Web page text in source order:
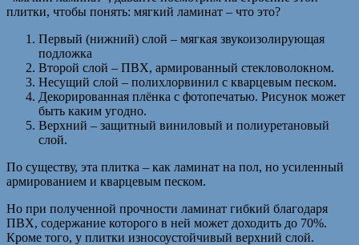
плитки, чтобы понять: мягкий ламинат – что это?
Первый (нижний) слой – мягкая звукоизолирующая
подложка
Второй слой – ПВХ, армированный стекловолокном.
Несущий слой – полихлорвинил с кварцевым песком.
Декорированная плёнка с фотопечатью. Рисунок может
быть каким угодно.
Верхний – защитный виниловый и полиуретановый
слой.
По существу, эта плитка – как ламинат на пол, но усиленный
армированием и кварцевым песком.
Но при полученной прочности ламинат гибкий благодаря
ПВХ, содержание которого в ней может доходить до 70%.
Кроме того, у плитки износоустойчивый верхний слой.